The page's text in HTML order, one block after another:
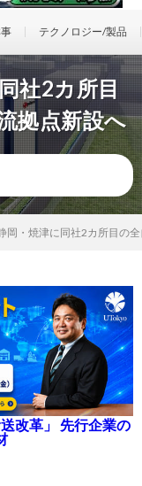
テクノロジー/製品
社2カ所目
拠点新設へ
岡・焼津に同社2カ所目の
改革」 先行企業の